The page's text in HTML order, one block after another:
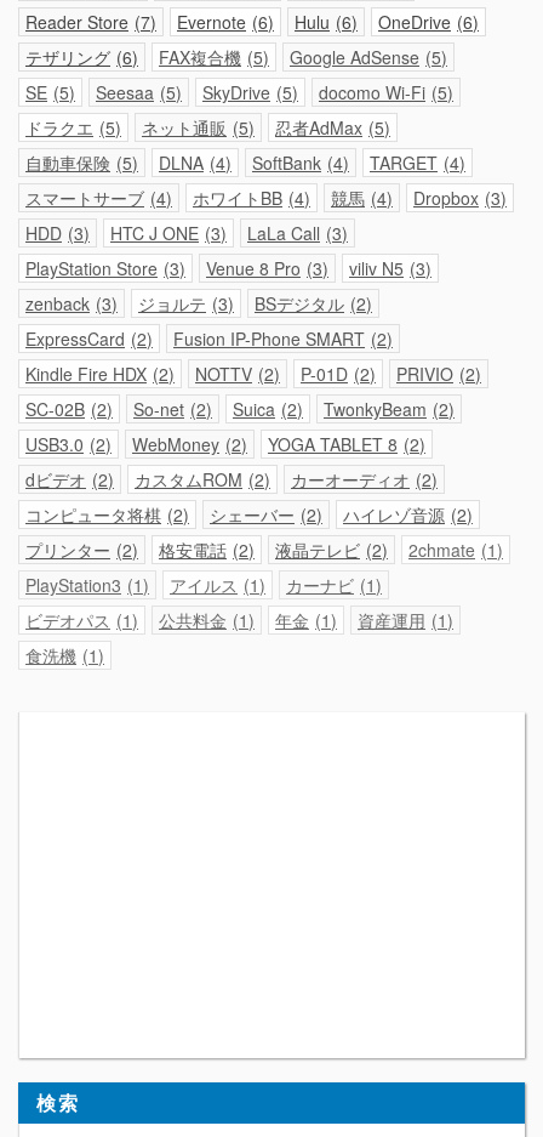
Reader Store 7 Evernote 6 Hulu 6 OneDrive 6
テザリング 6 FAX複合機 5 Google AdSense 5
SE 5 Seesaa 5 SkyDrive 5 docomo Wi-Fi 5
ドラクエ 5 ネット通販 5 忍者AdMax 5
自動車保険 5 DLNA 4 SoftBank 4 TARGET 4
スマートサーブ 4 ホワイトBB 4 競馬 4 Dropbox 3
HDD 3 HTC J ONE 3 LaLa Call 3
PlayStation Store 3 Venue 8 Pro 3 viliv N5 3
zenback 3 ジョルテ 3 BSデジタル 2
ExpressCard 2 Fusion IP-Phone SMART 2
Kindle Fire HDX 2 NOTTV 2 P-01D 2 PRIVIO 2
SC-02B 2 So-net 2 Suica 2 TwonkyBeam 2
USB3.0 2 WebMoney 2 YOGA TABLET 8 2
dビデオ 2 カスタムROM 2 カーオーディオ 2
コンピュータ将棋 2 シェーバー 2 ハイレゾ音源 2
プリンター 2 格安電話 2 液晶テレビ 2 2chmate 1
PlayStation3 1 アイルス 1 カーナビ 1
ビデオパス
1 公共料金 1 年金 1 資産運用 1
食洗機 1
検索